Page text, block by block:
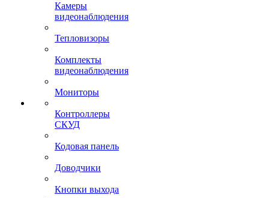
Камеры
видеонаблюдения
Тепловизоры
Комплекты
видеонаблюдения
Мониторы
Контроллеры
СКУД
Кодовая панель
Доводчики
Кнопки выхода